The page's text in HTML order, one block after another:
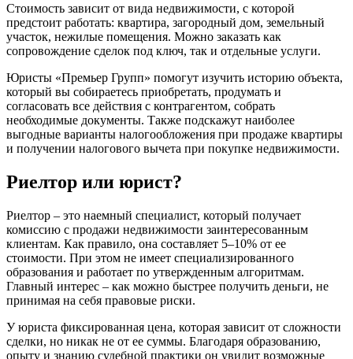
Стоимость зависит от вида недвижимости, с которой
предстоит работать: квартира, загородный дом, земельный
участок, нежилые помещения. Можно заказать как
сопровождение сделок под ключ, так и отдельные услуги.
Юристы «Премьер Групп» помогут изучить историю объекта,
который вы собираетесь приобретать, продумать и
согласовать все действия с контрагентом, собрать
необходимые документы. Также подскажут наиболее
выгодные варианты налогообложения при продаже квартиры
и получении налогового вычета при покупке недвижимости.
Риелтор или юрист?
Риелтор – это наемный специалист, который получает
комиссию с продажи недвижимости заинтересованным
клиентам. Как правило, она составляет 5–10% от ее
стоимости. При этом не имеет специализированного
образования и работает по утвержденным алгоритмам.
Главный интерес – как можно быстрее получить деньги, не
принимая на себя правовые риски.
У юриста фиксированная цена, которая зависит от сложности
сделки, но никак не от ее суммы. Благодаря образованию,
опыту и знанию судебной практики он увидит возможные